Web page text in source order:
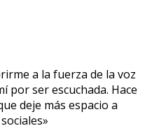
a la fuerza de la voz
por ser escuchada. Hace
deje más espacio a